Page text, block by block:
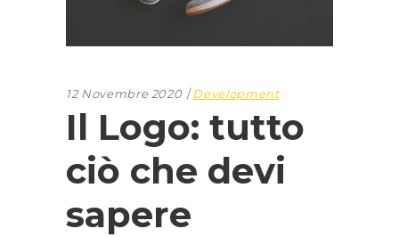
12 Novembre 2020 Development
Il Logo: tutto
ciò che devi
sapere